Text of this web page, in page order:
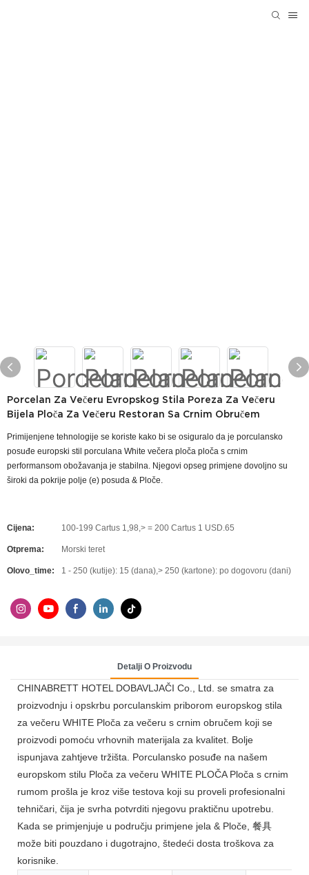
Porcelan Za Večeru Evropskog Stila Poreza Za Večeru
Bijela Ploča Za Večeru Restoran Sa Crnim Obručem
Primijenjene tehnologije se koriste kako bi se osiguralo da je porculansko
posuđe europski stil porculana White večera ploča ploča s crnim
performansom obožavanja je stabilna. Njegovi opseg primjene dovoljno su
široki da pokrije polje (e) posuda & Ploče.
Cijena: 100-199 Cartus 1,98,> = 200 Cartus 1 USD.65
Otprema: Morski teret
Olovo_time: 1 - 250 (kutije): 15 (dana),> 250 (kartone): po dogovoru (dani)
Detalji O Proizvodu
CHINABRETT HOTEL DOBAVLJAČI Co., Ltd. se smatra za
proizvodnju i opskrbu porculanskim priborom europskog stila
za večeru WHITE Ploča za večeru s crnim obručem koji se
proizvodi pomoću vrhovnih materijala za kvalitet. Bolje
ispunjava zahtjeve tržišta. Porculansko posuđe na našem
europskom stilu Ploča za večeru WHITE PLOČA Ploča s crnim
rumom prošla je kroz više testova koji su proveli profesionalni
tehničari, čija je svrha potvrditi njegovu praktičnu upotrebu.
Kada se primjenjuje u području primjene jela & Ploče, 餐具
može biti pouzdano i dugotrajno, štedeći dosta troškova za
korisnike.